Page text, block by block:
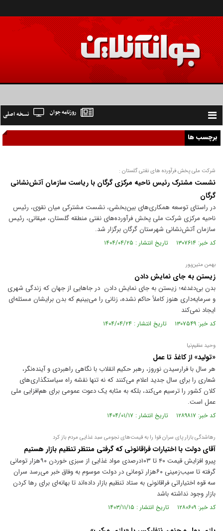
Toggle
navigation
نسخه اصلی روزنامه جوان
برچسب ها
شرکت ملی پخش فرآورده های نفتی گلستان :
نشست مشترک رئیس ناحیه مرکزی گرگان با ریاست سازمان آتش‌نشانی
گرگان
در راستای توسعه همکاری‌های بین‌بخشی، نشست مشترکی میان نقوی، رئیس
ناحیه مرکزی شرکت ملی پخش فرآورده‌های نفتی منطقه گلستان، میقانی، رئیس
سازمان آتش‌نشانی شهرستان گرگان برگزار شد.
کد خبر: ۱۳۰۷۶۱۴ تاریخ انتشار : ۱۴۰۴/۰۴/۲۵
بهمن متین‌پور
زیستن به جای نمایش دادن
بدن بی‌دغدغه؛ زیستن به جای نمایش دادن در جا‌هایی از جهان که زندگی شهری
و سرمایه‌داری هنوز کاملاً حاکم نشده، زنانی را می‌بینیم که بدن برایشان مسئله‌ای
ایجاد نمی‌کند
کد خبر: ۱۳۰۷۵۴۹ تاریخ انتشار : ۱۴۰۴/۰۴/۲۴
وحید عظیم‌نیا
«تولید» از کاغذ تا عمل
هر سال با فرارسیدن نوروز، رهبر حکیم انقلاب با نگاهی راهبردی و آینده‌نگر،
شعاری را برای سال جدید اعلام می‌کنند که نه تنها نقشه راه سیاستگذاری‌های
کلان کشور را ترسیم می‌کند، بلکه به مثابه یک دعوت عمومی برای هم‌افزایی ملی
عمل است.
کد خبر: ۱۲۸۹۸۱۷ تاریخ انتشار : ۱۴۰۴/۰۱/۱۷
رهاشدگی بازار پای سران قوا را به قیمت‌های نجومی سبد غذایی مردم باز کرد
آقای دولت با اختیارات فراقانونی که گرفتی منتظر تنظیم بازار هستیم
پیرو افزایش قیمت ۴۰ تا ۱۰۳‌درصدی مواد غذایی از سبزی خوردن ۹۰‌هزار تومانی
گرفته تا سیب‌زمینی ۶۰‌هزار تومانی در دولت موسوم به وفاق خبر می‌رسد سران
سه قوه اختیاراتی فراقانونی به ستاد تنظیم بازار داده‌اند تا بهانه‌ای برای رها کردن
بازار وجود نداشته باشد
کد خبر: ۱۲۸۰۶۰۹ تاریخ انتشار : ۱۴۰۳/۱۱/۱۵